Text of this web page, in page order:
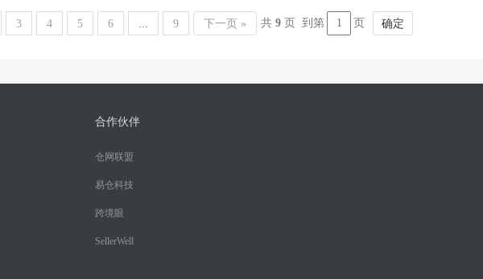
3 4 5 6 ... 9 下一页 » 共 9 页 到第 页 确定
合作伙伴
仓网联盟
易仓科技
跨境眼
SellerWell